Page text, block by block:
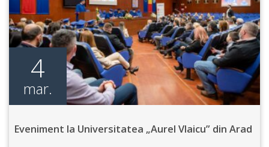
4
mar.
Eveniment la Universitatea „Aurel Vlaicu” din Arad